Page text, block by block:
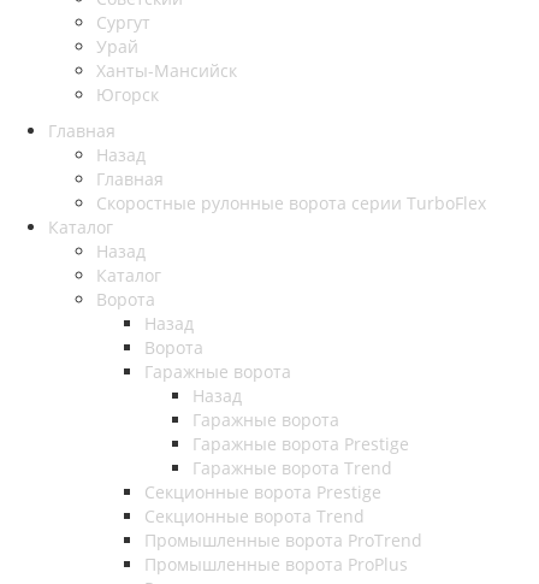
Сургут
Урай
Ханты-Мансийск
Югорск
Главная
Назад
Главная
Скоростные рулонные ворота серии TurboFlex
Каталог
Назад
Каталог
Ворота
Назад
Ворота
Гаражные ворота
Назад
Гаражные ворота
Гаражные ворота Prestige
Гаражные ворота Trend
Секционные ворота Prestige
Секционные ворота Trend
Промышленные ворота ProTrend
Промышленные ворота ProPlus